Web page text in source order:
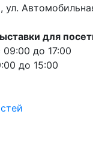
ул.
для
09:00 до 17:00
до 15:00